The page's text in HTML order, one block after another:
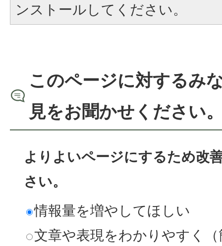
ンストールしてください。
このページに対するみ
見をお聞かせください
よりよいページにするため改
さい。
情報量を増やしてほしい
文章や表現をわかりやすく